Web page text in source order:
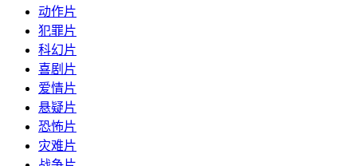
动作片
犯罪片
科幻片
喜剧片
爱情片
悬疑片
恐怖片
灾难片